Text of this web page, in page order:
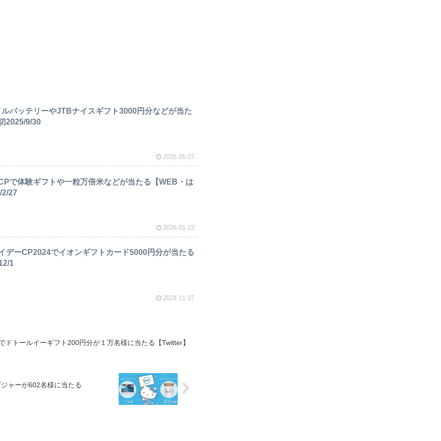
バッテリーやJTBナイスギフト3000円分などが当た
2025/9/30
2025.05.07
で体験ギフトや一粒万倍米などが当たる【WEB・は
2/27
2026.01.22
デーCP2024でイオンギフトカード5000円分が当たる
1
2024.11.07
ドトールイーギフト200円分が１万名様に当たる【Twitter】
ャーが602名様に当たる